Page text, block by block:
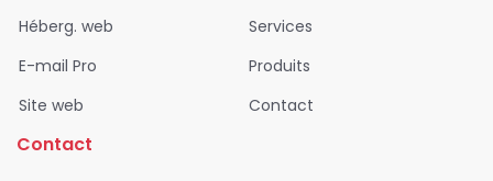
Héberg. web
Services
E-mail Pro
Produits
Site web
Contact
Contact